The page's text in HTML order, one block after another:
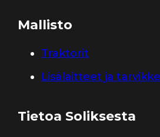
Mallisto
Traktorit
Lisälaitteet ja
Tietoa Soliksesta